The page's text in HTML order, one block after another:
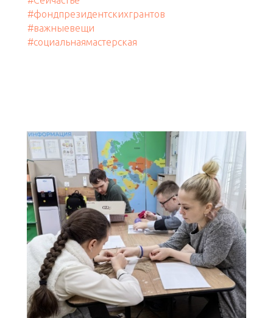
#фондпрезидентскихгрантов
#важныевещи
#социальнаямастерская